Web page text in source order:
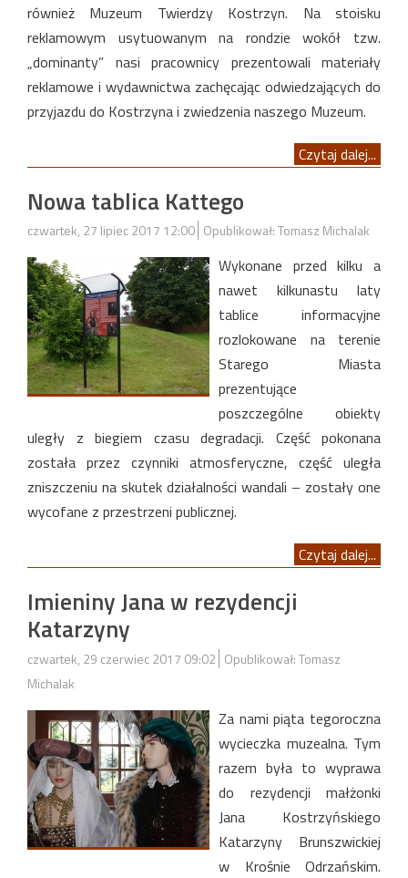
również Muzeum Twierdzy Kostrzyn. Na stoisku
reklamowym usytuowanym na rondzie wokół tzw.
„dominanty” nasi pracownicy prezentowali materiały
reklamowe i wydawnictwa zachęcając odwiedzających do
przyjazdu do Kostrzyna i zwiedzenia naszego Muzeum.
Czytaj dalej...
Nowa tablica Kattego
czwartek, 27 lipiec 2017 12:00 Opublikował: Tomasz Michalak
Wykonane przed kilku a
nawet kilkunastu laty
tablice informacyjne
rozlokowane na terenie
Starego Miasta
prezentujące
poszczególne obiekty
uległy z biegiem czasu degradacji. Część pokonana
została przez czynniki atmosferyczne, część uległa
zniszczeniu na skutek działalności wandali – zostały one
wycofane z przestrzeni publicznej.
Czytaj dalej...
Imieniny Jana w rezydencji
Katarzyny
czwartek, 29 czerwiec 2017 09:02 Opublikował: Tomasz
Michalak
Za nami piąta tegoroczna
wycieczka muzealna. Tym
razem była to wyprawa
do rezydencji małżonki
Jana Kostrzyńskiego
Katarzyny Brunszwickiej
w Krośnie Odrzańskim.